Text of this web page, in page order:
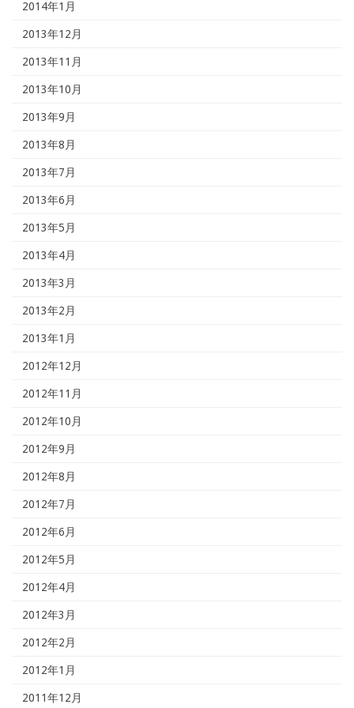
2014年1月
2013年12月
2013年11月
2013年10月
2013年9月
2013年8月
2013年7月
2013年6月
2013年5月
2013年4月
2013年3月
2013年2月
2013年1月
2012年12月
2012年11月
2012年10月
2012年9月
2012年8月
2012年7月
2012年6月
2012年5月
2012年4月
2012年3月
2012年2月
2012年1月
2011年12月